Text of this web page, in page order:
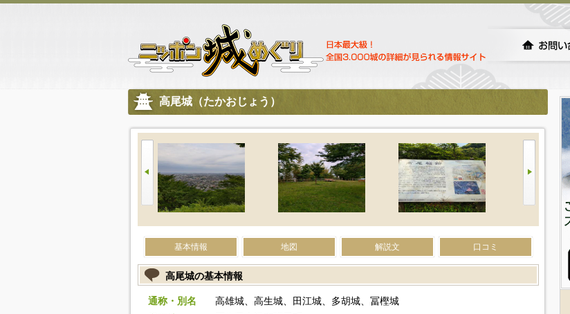
高尾城（たかおじょう）
基本情報 地図 解説文 口コミ
高尾城の基本情報
通称・別名
高雄城、高生城、田江城、多胡城、冨樫城